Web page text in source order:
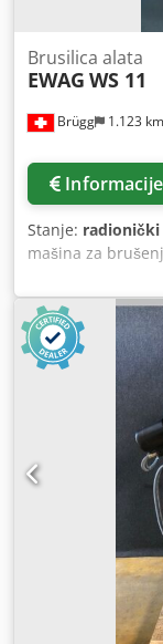
Brügg 1.123 km
Brusilica alata
EWAG WS 11
Stanje:
mašina za
visoku tačnost i
Ø75 mm; osa A: -
vertikalno
Brusno vreteno
~350 kg;
prihvatnih
Z-podesiva
automobilska
medicinska